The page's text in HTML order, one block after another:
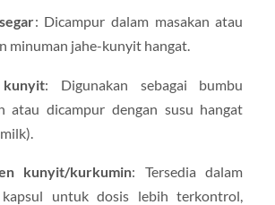
: Dicampur dalam masakan atau
minuman jahe-kunyit hangat.
: Digunakan sebagai bumbu
atau dicampur dengan susu hangat
kunyit/kurkumin: Tersedia dalam
untuk dosis lebih terkontrol,